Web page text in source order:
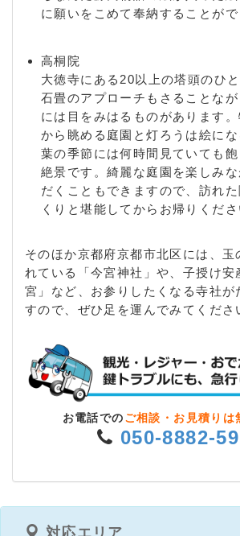
上緑町 / 紫竹北栗栖町 / 紫竹北大門
紫竹下梅ノ木町 / 紫竹下高才町 / 紫
町 / 紫竹下本町 / 紫竹下緑町 / 紫竹
町 / 紫竹大門町 / 紫竹高縄町 / 紫竹
栖町 / 紫竹西大門町 / 紫竹西高縄町
紫竹西野山東町 / 紫竹西桃ノ本町 /
竹東大門町 / 紫竹東高縄町 / 紫竹東
ノ本町 / 上善寺門前町 / 新御霊口町
道風町 / 杉阪都町 / 大将軍一条町 /
将軍坂田町 / 大将軍西鷹司町 / 大将
鷹司町 / 大将軍南一条町 / 鷹峯大谷
門町 / 鷹峯光悦町 / 鷹峯千束町 / 鷹
堂ノ庭町 / 鷹峯藤林町 / 鷹峯仏谷 /
南鷹峯町 / 長乗西町 / 長乗東町 / 天
院北町 / 等持院中町 / 等持院西町 /
院南町 / 中川川登 / 中川北山町 / 中
大栗町 / 西賀茂大道口町 / 西賀茂大
谷 / 西賀茂柿ノ木町 / 西賀茂笠松 /
西賀茂鹿ノ下町 / 西賀茂上庄田町 /
賀茂北今原町 / 西賀茂北川上町 / 西
西賀茂北山ノ森町 / 西賀茂下庄田町
後町 / 西賀茂蓬来谷 / 西賀茂丸川町
賀茂水垣町 / 西賀茂南今原町 / 西賀
に願いをこめて奉納することがで
高桐院
大徳寺にある20以上の塔頭のひ
石畳のアプローチもさることな
には目をみはるものがあります
から眺める庭園と灯ろうは絵に
葉の季節には何時間見ていても
絶景です。綺麗な庭園を楽しみ
だくこともできますので、訪れ
くりと堪能してからお帰りくださ
そのほか京都府京都市北区には、玉
れている「今宮神社」や、子授け安
宮」など、お参りしたくなる寺社が
すので、ぜひ足を運んでみてくださ
お電話での ご相談・お見積りは
050-8882-